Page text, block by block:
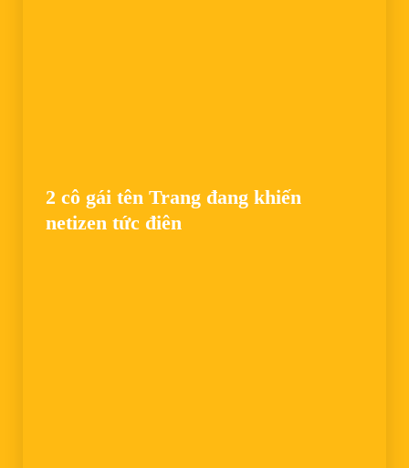
2 cô gái tên Trang đang khiến
netizen tức điên